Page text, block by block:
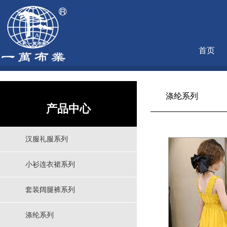
首页
产品中心
汉服礼服系列
小衫连衣裙系列
套装阔腿裤系列
涤纶系列
涤纶系列